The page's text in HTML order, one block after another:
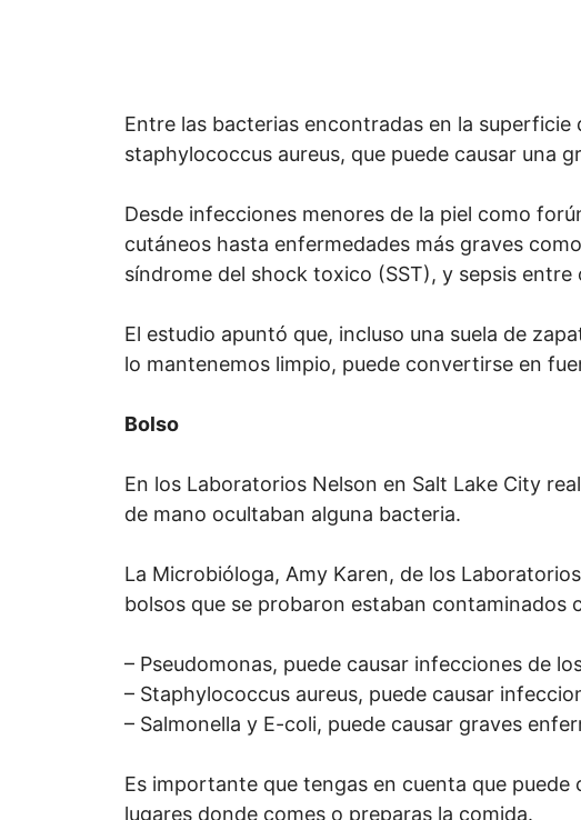
Entre las bacterias encontradas en la superficie
staphylococcus aureus, que puede causar una
Desde infecciones menores de la piel como
cutáneos hasta enfermedades más graves
síndrome del shock toxico (SST), y sepsis entre
El estudio apuntó que, incluso una suela de
lo mantenemos limpio, puede convertirse en
Bolso
En los Laboratorios Nelson en Salt Lake City
de mano ocultaban alguna bacteria.
La Microbióloga, Amy Karen, de los
bolsos que se probaron estaban contaminados
– Pseudomonas, puede causar infecciones de
– Staphylococcus aureus, puede causar
– Salmonella y E-coli, puede causar graves
Es importante que tengas en cuenta que puede
lugares donde comes o preparas la comida.